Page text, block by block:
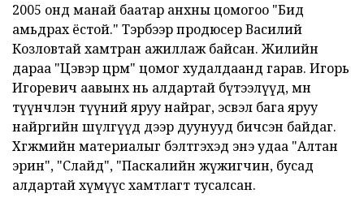
2005 онд манай баатар анхны цомогоо "Бид
амьдрах ёстой." Тэрбээр продюсер Василий
Козловтай хамтран ажиллаж байсан. Жилийн
дараа "Цэвэр цөөрөм" цомог худалдаанд гарав. Игорь
Игоревич аавынх нь алдартай бүтээлүүд, мөн
түүнчлэн түүний яруу найраг, эсвэл бага яруу
найргийн шүлгүүд дээр дуунууд бичсэн байдаг.
Хөгжмийн материалыг бэлтгэхэд энэ удаа "Алтан
эрин", "Слайд", "Паскалийн жүжигчин, бусад
алдартай хүмүүс хамтлагт тусалсан.